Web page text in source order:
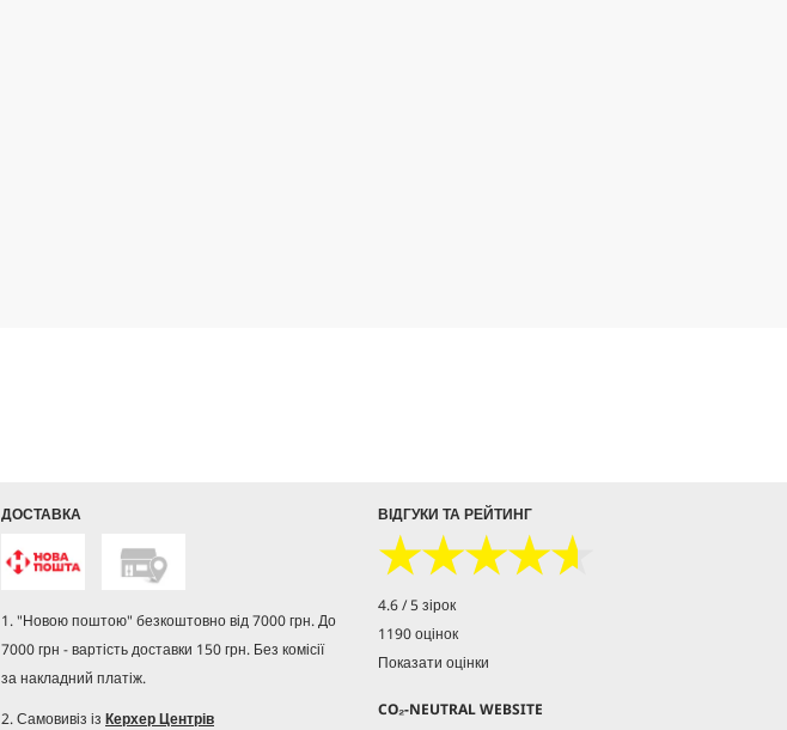
ДОСТАВКА
1. "Новою поштою" безкоштовно від 7000 грн. До
7000 грн - вартість доставки 150 грн. Без комісії
за накладний платіж.
2. Самовивіз із Керхер Центрів
ВІДГУКИ ТА РЕЙТИНГ
★★★★★
★★★★★
4.6 / 5 зірок
1190 оцінок
Показати оцінки
CO₂-NEUTRAL WEBSITE